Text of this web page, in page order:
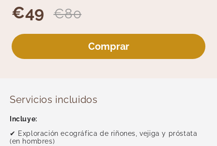
Medicina y Terapias Complementarias
Nutrición
Oftalmología
Otorrinolaringología
Test Rápidos
Unidad del Dolor
Revisiones
Psicología y Terapias
€49 €80
Comprar
Servicios incluidos
Incluye:
✔ Exploración ecográfica de riñones, vejiga y próstata
(en hombres)